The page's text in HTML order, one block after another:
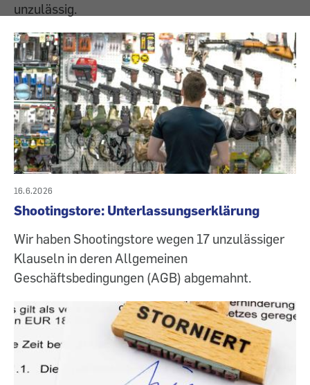
unzulässig.
16.6.2026
Shootingstore: Unterlassungserklärung
Wir haben Shootingstore wegen 17 unzulässiger
Klauseln in deren Allgemeinen
Geschäftsbedingungen (AGB) abgemahnt.